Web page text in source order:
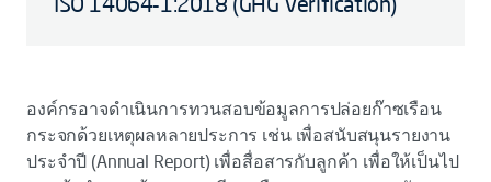
องค์กรอาจดำเนินการทวนสอบข้อมูลการปล่อยก๊าซเรือน
กระจกด้วยเหตุผลหลายประการ เช่น เพื่อสนับสนุนรายงาน
ประจำปี (Annual Report) เพื่อสื่อสารกับลูกค้า เพื่อให้เป็นไป